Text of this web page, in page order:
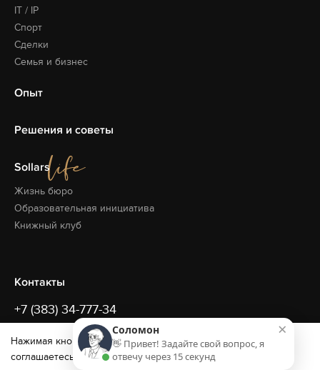
IT / IP
Спорт
Сделки
Семья и бизнес
Опыт
Решения и советы
Sollars
Жизнь бюро
Образовательная инициатива
Книжный клуб
Контакты
+7 (383) 34-777-34
office@sollars.ru
Новосибирск
Нажимая кнопку «ОК» и продолжая использовать сайт, вы
соглашаетесь сусловиями обработки cookie и данных о
×
Соломон
👋 Привет! Задайте свой вопрос, я
отвечу через 15 секунд